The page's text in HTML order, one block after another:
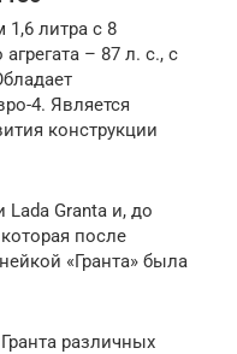
литра с 8
– 87 л. с., с
4. Является
конструкции
Lada Granta и, до
после
«Гранта» была
различных